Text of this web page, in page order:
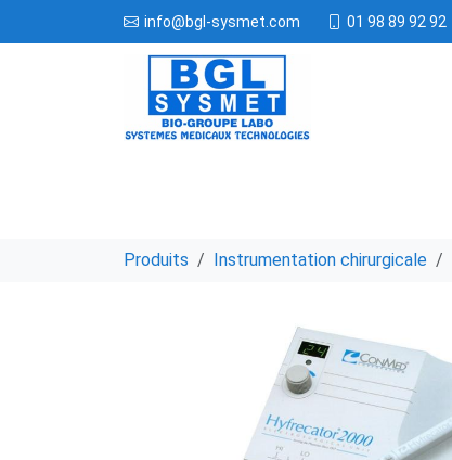
info@bgl-sysmet.com 01 98 89 92 92
Produits Instrumentation chirurgicale